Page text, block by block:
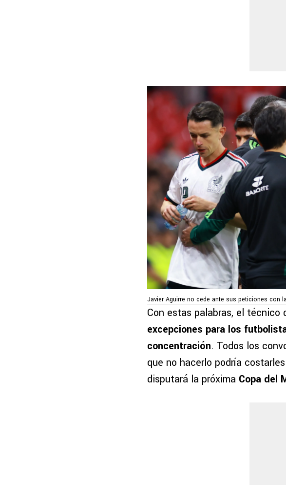
Javier Aguirre no cede ante sus peticiones con
Con estas palabras, el técnico
excepciones para los
concentración. Todos los
que no hacerlo podría
disputará la próxima Copa del